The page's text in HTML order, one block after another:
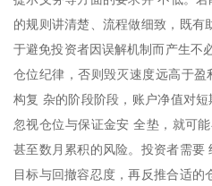
的规则讲清楚、流程做细致，既有
于避免投资者因误解机制而产生不
仓位纪律，否则毁灭速度远高于
构复 杂的阶段阶段，账户净值对
忽视仓位与保证金安 全垫，就可
甚至数月累积的风险。投资者需要
目标与回撤容忍度，再反推合适